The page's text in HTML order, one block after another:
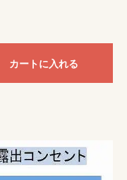
カートに入れる